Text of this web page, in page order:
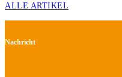
ALLE ARTIKEL
Nachricht